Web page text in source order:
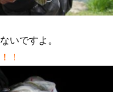
いですよ。
！！